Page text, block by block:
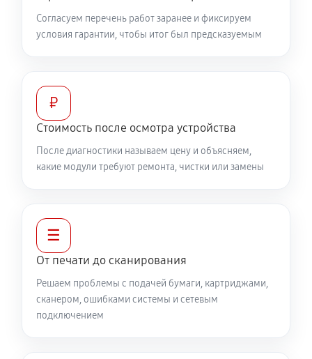
Согласуем перечень работ заранее и фиксируем
условия гарантии, чтобы итог был предсказуемым
₽
Стоимость после осмотра устройства
После диагностики называем цену и объясняем,
какие модули требуют ремонта, чистки или замены
☰
От печати до сканирования
Решаем проблемы с подачей бумаги, картриджами,
сканером, ошибками системы и сетевым
подключением